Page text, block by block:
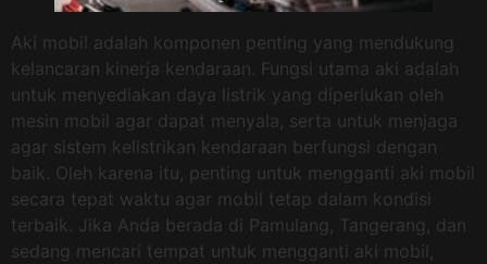
Aki mobil adalah komponen penting yang mendukung
kelancaran kinerja kendaraan. Fungsi utama aki adalah
untuk menyediakan daya listrik yang diperlukan oleh
mesin mobil agar dapat menyala, serta untuk menjaga
agar sistem kelistrikan kendaraan berfungsi dengan
baik. Oleh karena itu, penting untuk mengganti aki mobil
secara tepat waktu agar mobil tetap dalam kondisi
terbaik. Jika Anda berada di Pamulang, Tangerang, dan
sedang mencari tempat untuk mengganti aki mobil,